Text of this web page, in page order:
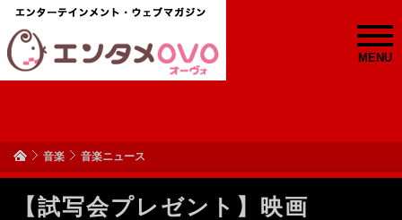
MENU
音楽 音楽ニュース
【試写会プレゼント】映画